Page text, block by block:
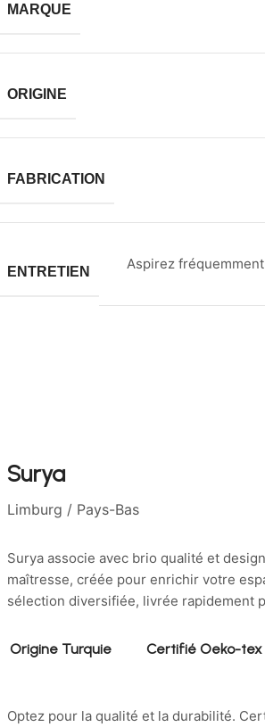
MARQUE
ORIGINE
FABRICATION
ENTRETIEN
Aspirez
Surya
Limburg / Pays-Bas
Surya associe avec brio qualité et
maîtresse, créée pour enrichir votre
sélection diversifiée, livrée rapidement
Origine Turquie Certifié Oeko-tex
Optez pour la qualité et la durabilité.